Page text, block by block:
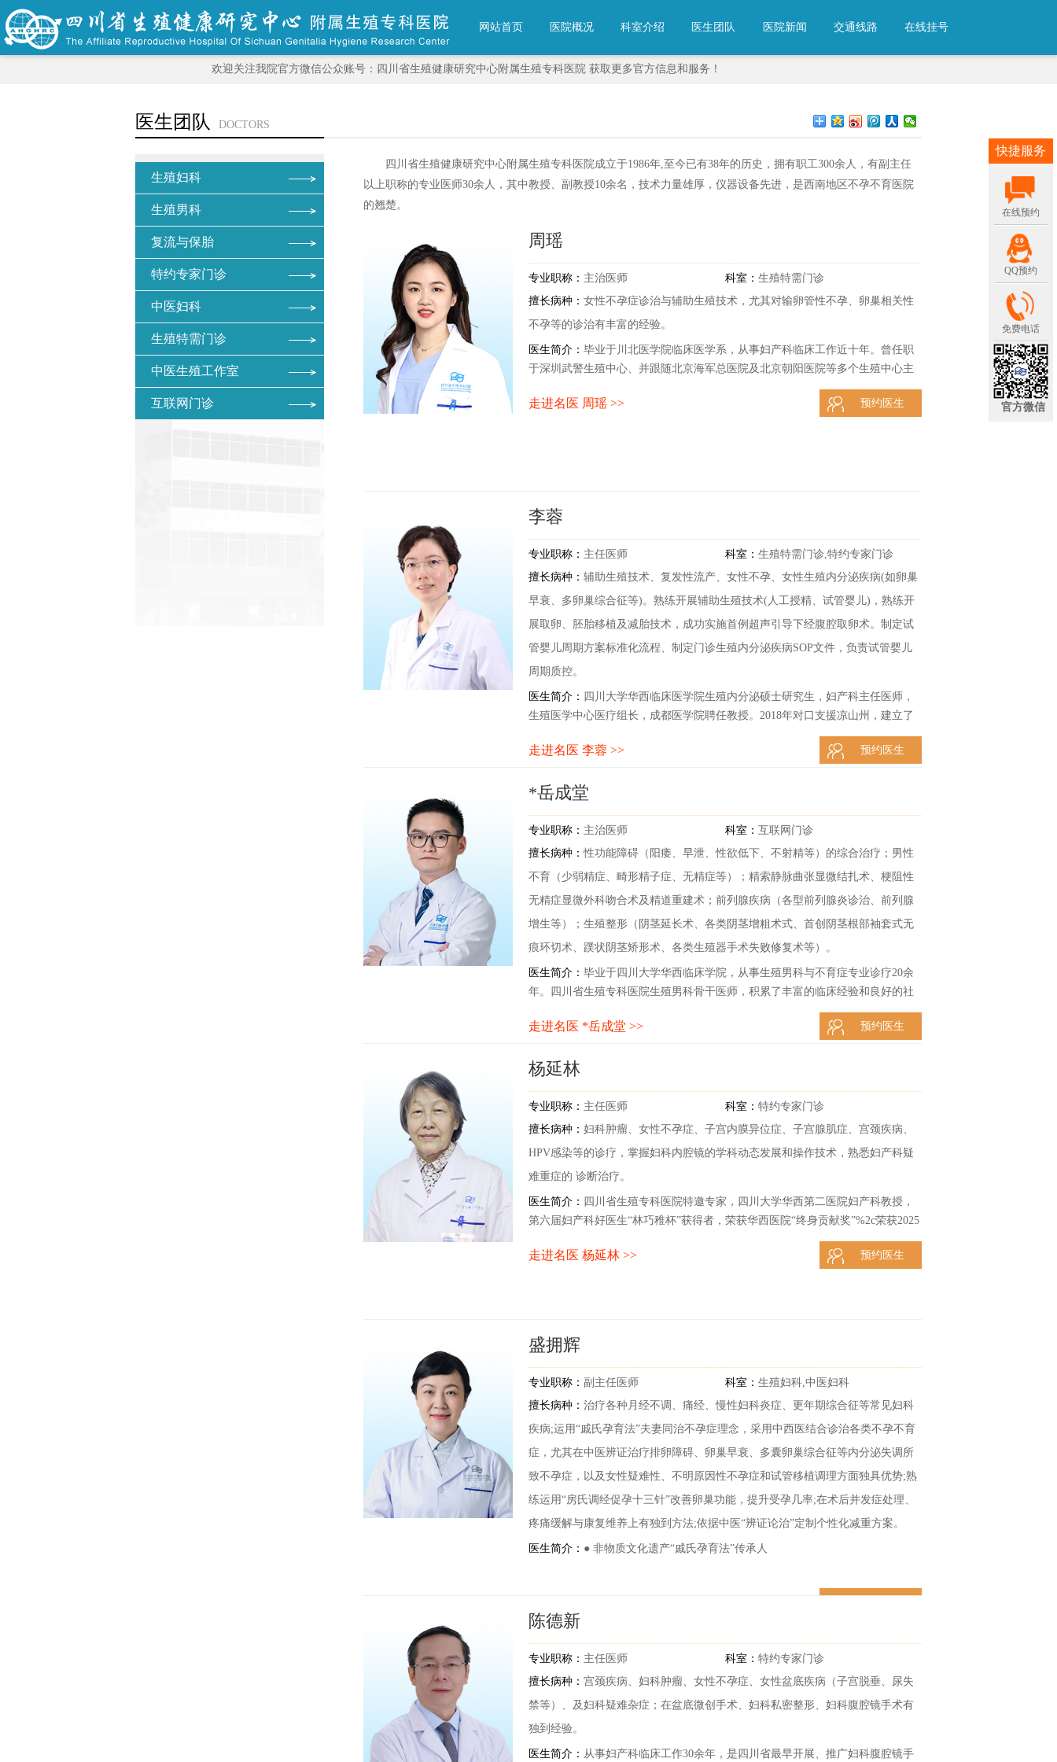
网站首页 医院概况 科室介绍 医生团队 医院新闻 交通线路 在线挂号
欢迎关注我院官方微信公众账号：四川省生殖健康研究中心附属生殖专科医院 获取更多官方信息和服务！
医生团队 DOCTORS
生殖妇科
生殖男科
复流与保胎
特约专家门诊
中医妇科
生殖特需门诊
中医生殖工作室
互联网门诊
四川省生殖健康研究中心附属生殖专科医院成立于1986年,至今已有38年的历史，拥有职工300余人，有副主任
以上职称的专业医师30余人，其中教授、副教授10余名，技术力量雄厚，仪器设备先进，是西南地区不孕不育医院
的翘楚。
周瑶
专业职称： 主治医师 科室： 生殖特需门诊
擅长病种： 女性不孕症诊治与辅助生殖技术，尤其对输卵管性不孕、卵巢相关性
不孕等的诊治有丰富的经验。
医生简介： 毕业于川北医学院临床医学系，从事妇产科临床工作近十年。曾任职
于深圳武警生殖中心、并跟随北京海军总医院及北京朝阳医院等多个生殖中心主
任教授学习。主要从事女性不孕症诊治与辅助生殖技术，尤其对输卵管性不孕、
卵巢相关性不孕等的诊治有丰富的经验。
走进名医 周瑶 >> 预约医生
李蓉
专业职称： 主任医师 科室： 生殖特需门诊,特约专家门诊
擅长病种： 辅助生殖技术、复发性流产、女性不孕、女性生殖内分泌疾病(如卵巢
早衰、多卵巢综合征等)。熟练开展辅助生殖技术(人工授精、试管婴儿)，熟练开
展取卵、胚胎移植及减胎技术，成功实施首例超声引导下经腹腔取卵术。制定试
管婴儿周期方案标准化流程、制定门诊生殖内分泌疾病SOP文件，负责试管婴儿
周期质控。
医生简介： 四川大学华西临床医学院生殖内分泌硕士研究生，妇产科主任医师，
生殖医学中心医疗组长，成都医学院聘任教授。2018年对口支援凉山州，建立了
凉山州第一家不孕不育门诊，帮助多名当地不孕妇女完成生育心愿，接受四川电
视台采访，特邀成为2019年省卫健委对口支援工程宣传片的主角，荣获2018年四
第例第三代试管婴儿的主要参与者。多次在省级学术会议上作专题报告。参研省
一项。
走进名医 李蓉 >> 预约医生
*岳成堂
专业职称： 主治医师 科室： 互联网门诊
擅长病种：性功能障碍（阳痿、早泄、性欲低下、不射精等）的综合治疗；男性
不育（少弱精症、畸形精子症、无精症等）；精索静脉曲张显微结扎术、梗阻性
无精症显微外科吻合术及精道重建术；前列腺疾病（各型前列腺炎诊治、前列腺
增生等）；生殖整形（阴茎延长术、各类阴茎增粗术式、首创阴茎根部袖套式无
痕环切术、蹼状阴茎矫形术、各类生殖器手术失败修复术等）。
医生简介： 毕业于四川大学华西临床学院，从事生殖男科与不育症专业诊疗20余
年。四川省生殖专科医院生殖男科骨干医师，积累了丰富的临床经验和良好的社
会口碑。多次参加国内男科和生殖专科学术年会并发表演讲，发表多篇国家级、
省级学术论文。曾受邀四川电视台科教频道、成都电视台妇幼频道开展多期关于
走进名医 *岳成堂 >> 预约医生
杨延林
专业职称： 主任医师 科室： 特约专家门诊
擅长病种： 妇科肿瘤、女性不孕症、子宫内膜异位症、子宫腺肌症、宫颈疾病、
HPV感染等的诊疗，掌握妇科内腔镜的学科动态发展和操作技术，熟悉妇产科疑
难重症的 诊断治疗。
医生简介： ​四川省生殖专科医院特邀专家，四川大学华西第二医院妇产科教授，
第六届妇产科好医生“林巧稚杯”获得者，荣获华西医院“终身贡献奖”%2c荣获2025
走进名医 杨延林 >> 预约医生
盛拥辉
专业职称： 副主任医师 科室： 生殖妇科,中医妇科
擅长病种： 治疗各种月经不调、痛经、慢性妇科炎症、更年期综合征等常见妇科
疾病;运用“戚氏孕育法”夫妻同治不孕症理念，采用中西医结合诊治各类不孕不育
症，尤其在中医辨证治疗排卵障碍、卵巢早衰、多囊卵巢综合征等内分泌失调所
致不孕症，以及女性疑难性、不明原因性不孕症和试管移植调理方面独具优势;熟
练运用“房氏调经促孕十三针”改善卵巢功能，提升受孕几率;在术后并发症处理、
疼痛缓解与康复维养上有独到方法;依据中医“辨证论治”定制个性化减重方案。
医生简介： ● 非物质文化遗产“戚氏孕育法”传承人
● 从事中医妇科及不孕不育临床诊疗工作30多年
● 国医大师刘敏如学术思想与临床经验传承高级研修班学员
● 四川省妇幼保健协会医学美客分会第一届委员会委员
● 成都高新医学会生殖内分泌及生殖医学专业委员会高级专科会员
陈德新
专业职称： 主任医师 科室： 特约专家门诊
擅长病种： 宫颈疾病、妇科肿瘤、女性不孕症、女性盆底疾病（子宫脱垂、尿失
禁等）、及妇科疑难杂症；在盆底微创手术、妇科私密整形、妇科腹腔镜手术有
独到经验。
医生简介： 从事妇产科临床工作30余年，是四川省最早开展、推广妇科腹腔镜手
快捷服务
在线预约
QQ预约
免费电话
官方微信